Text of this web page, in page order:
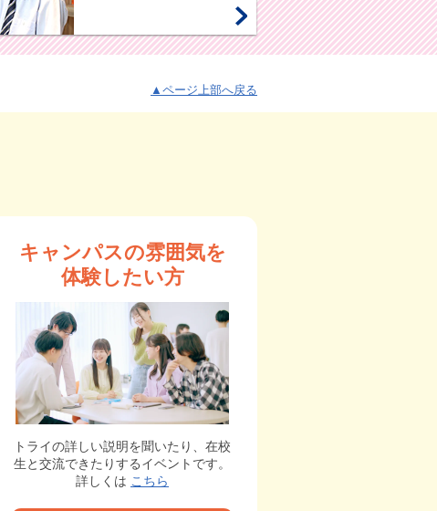
▲ページ上部へ戻る
キャンパスの雰囲気を
体験したい方
トライの詳しい説明を聞いたり、在校
生と交流できたりするイベントです。
詳しくは こちら